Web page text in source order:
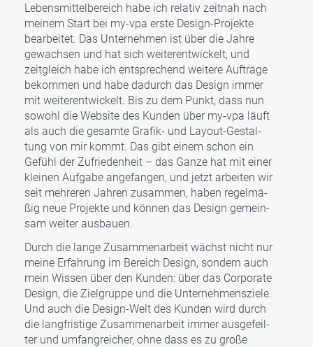
Lebens­mit­tel­be­reich habe ich rela­tiv zeit­nah nach
mei­nem Start bei my-vpa ers­te Design-Pro­jek­te
bear­bei­tet. Das Unter­neh­men ist über die Jah­re
gewach­sen und hat sich wei­ter­ent­wi­ckelt, und
zeit­gleich habe ich ent­spre­chend wei­te­re Auf­trä­ge
bekom­men und habe dadurch das Design immer
mit wei­ter­ent­wi­ckelt. Bis zu dem Punkt, dass nun
sowohl die Web­site des Kun­den über my-vpa läuft
als auch die gesam­te Gra­fik- und Lay­out-Gestal­
tung von mir kommt. Das gibt einem schon ein
Gefühl der Zufrie­den­heit – das Gan­ze hat mit einer
klei­nen Auf­ga­be ange­fan­gen, und jetzt arbei­ten wir
seit meh­re­ren Jah­ren zusam­men, haben regel­mä­
ßig neue Pro­jek­te und kön­nen das Design gemein­
sam weiter aus­bau­en.
Durch die lan­ge Zusam­men­ar­beit wächst nicht nur
mei­ne Erfah­rung im Bereich Design, son­dern auch
mein Wis­sen über den Kun­den: über das Cor­po­ra­te
Design, die Ziel­grup­pe und die Unter­neh­mens­zie­le.
Und auch die Design-Welt des Kun­den wird durch
die lang­fris­ti­ge Zusam­men­ar­beit immer aus­ge­feil­
ter und umfang­rei­cher, ohne dass es zu gro­ße